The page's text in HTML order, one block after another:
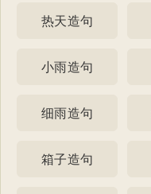
热天造句
小雨造句
细雨造句
箱子造句